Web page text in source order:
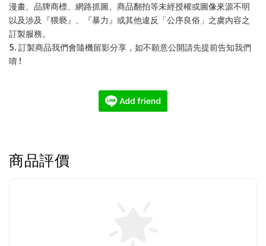
漫畫、品牌商標、網路抓圖、商品翻拍等未經授權或圖像來源不明
以及涉及『猥褻』、『暴力』或其他違反「公序良俗」之虞內容之
訂製服務。
5. 訂製商品我們會隨機留影分享，如不願意公開請先提前告知我們
唷 !
商品評價